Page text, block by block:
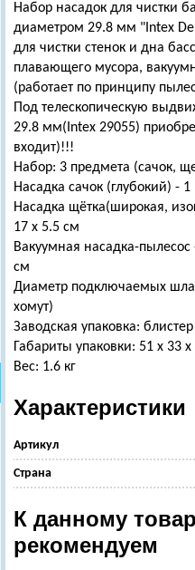
Набор насадок для чистки
диаметром 29.8 мм "Intex
для чистки стенок и дна
плавающего мусора,
(работает по принципу
Под телескопическую
29.8 мм(Intex 29055)
входит)!!!
Набор: 3 предмета (сачок,
Насадка сачок (глубокий) -
Насадка щётка(широкая,
17 х 5.5 см
Вакуумная насадка-
см
Диаметр подключаемых
хомут)
Заводская упаковка: блистер
Габариты упаковки: 51 х 33
Вес: 1.6 кг
Характеристики
Артикул
Страна
К данному
рекомендуем